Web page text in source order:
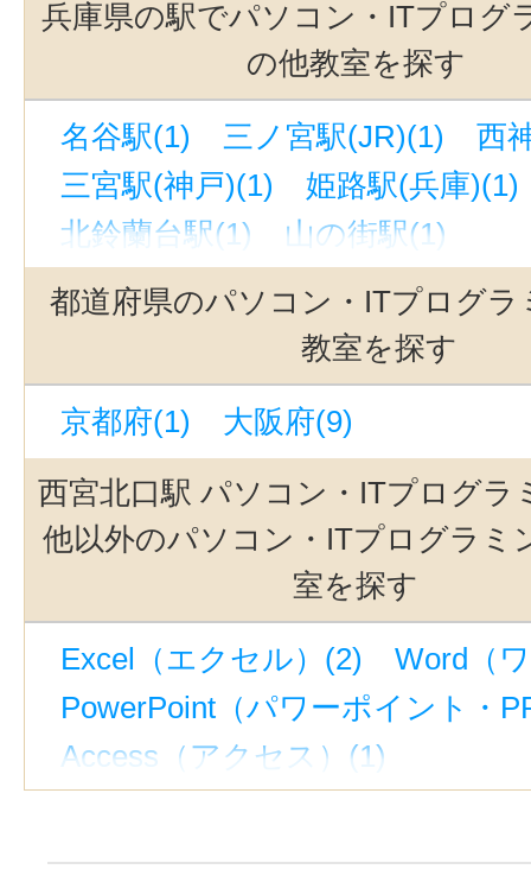
兵庫県の駅でパソコン・ITプログ
の他教室を探す
名谷駅(1) 三ノ宮駅(JR)(1)
西
三宮駅(神戸)(1)
姫路駅(兵庫)(1)
北鈴蘭台駅(1)
山の街駅(1)
都道府県のパソコン・ITプログラ
教室を探す
京都府(1)
大阪府(9)
西宮北口駅 パソコン・ITプログラ
他以外のパソコン・ITプログラミ
室を探す
Excel（エクセル）(2)
Word（
PowerPoint（パワーポイント・
Access（アクセス）(1)
パソコン入門(2)